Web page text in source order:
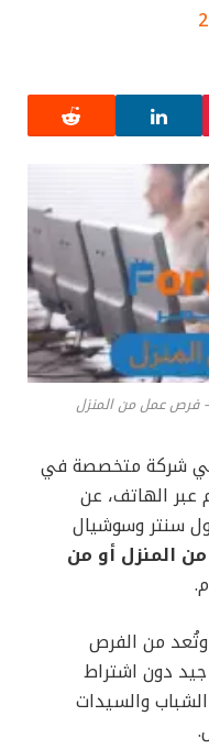
فرص عمل من المنزل
شركة متخصصة في
عبر الهاتف، عن
سنتر وسوشيال
من المنزل أو من
وتُعد من الفرص
دون اشتراط
والسيدات